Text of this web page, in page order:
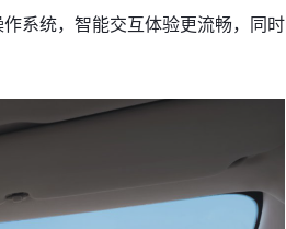
系统，智能交互体验更流畅，同时